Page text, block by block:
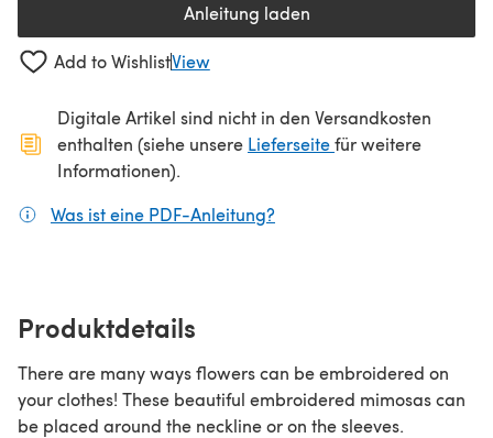
Anleitung laden(öffnet sich in einem neuen
Add to WishlistView
Digitale Artikel sind nicht in den Versandkosten
enthalten (siehe unsere Lieferseite(öffnet sich in
für weitere
Informationen).
Was ist eine PDF-Anleitung?
Produktdetails
There are many ways flowers can be embroidered on
your clothes! These beautiful embroidered mimosas can
be placed around the neckline or on the sleeves.